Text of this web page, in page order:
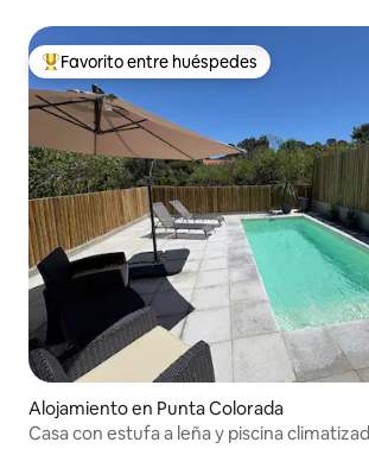
Favorito entre huéspedes preferido
Favorito entre huéspedes
Alojamiento en Punta Colorada
Casa con estufa a leña y piscina